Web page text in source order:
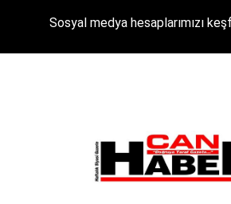
Sosyal medya hesaplarımızı